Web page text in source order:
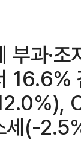
부과·
16.6%
세(-